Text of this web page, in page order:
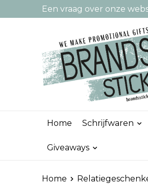
Een vraag over onze
Home Schrijfwaren
Giveaways
Home